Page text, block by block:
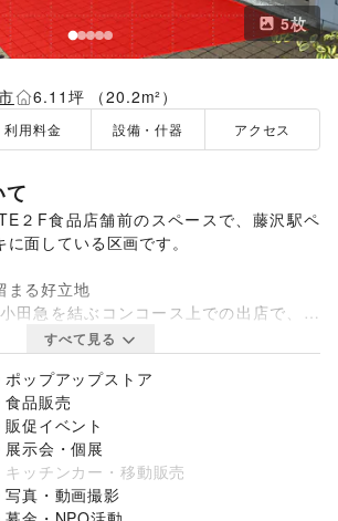
5枚
6.11坪 （20.2m²）
利用料金 設備・什器 アクセス
２F食品店舗前のスペースで、藤沢駅ペ
面している区画です。
まる好立地
田急を結ぶコンコース上での出店で、通
抜群な区画です。
るエリア
への玄関口として、国内外の観光客が多
き交う空間
ー層、ご年配の方まで、多様なターゲッ
能。
すべて見る
ポップアップストア
食品販売
販促イベント
展示会・個展
キッチンカー・移動販売
写真・動画撮影